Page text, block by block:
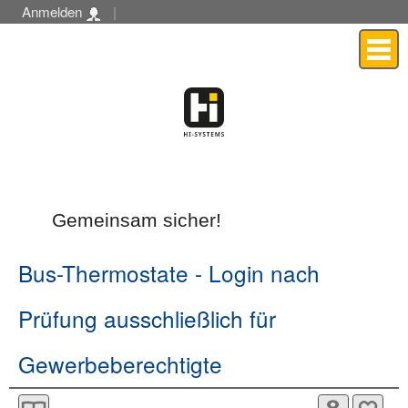
Gemeinsam sicher!
Bus-Thermostate - Login nach
Prüfung ausschließlich für
Gewerbeberechtigte
Anmelden |